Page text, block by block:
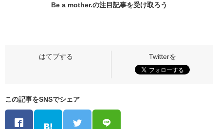
Be a mother.の注目記事を受け取ろう
この記事をSNSでシェア